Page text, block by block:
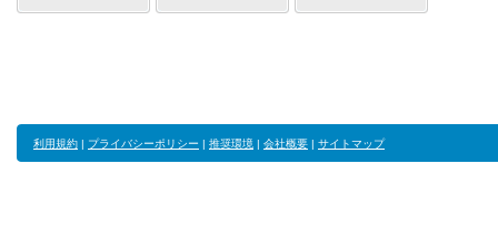
利用規約 | プライバシーポリシー | 推奨環境 | 会社概要 | サイトマップ